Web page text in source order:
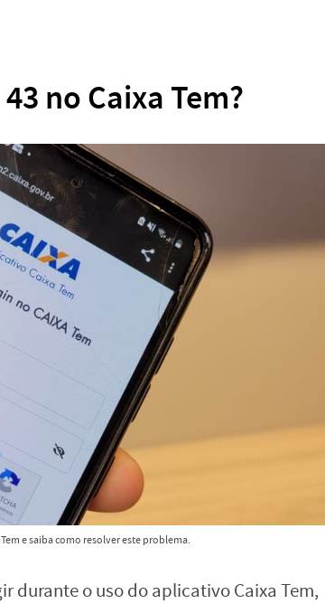
no Caixa Tem?
e saiba como resolver este problema.
durante o uso do aplicativo Caixa Tem,